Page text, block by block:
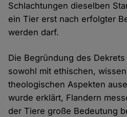
Schlachtungen dieselben
ein Tier erst nach erfolgter
werden darf.
Die Begründung des
sowohl mit ethischen,
theologischen Aspekten
wurde erklärt, Flandern
der Tiere große Bedeutung